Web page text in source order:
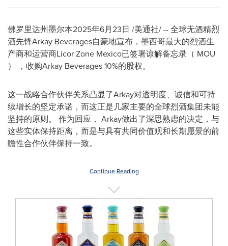
佛罗里达州墨尔本2025年6月23日 /美通社/ -- 全球无酒精烈
酒先锋Arkay Beverages自豪地宣布，墨西哥最大的烈酒生
产商和运营商Licor Zone Mexico已签署谅解备忘录（ MOU
） ，收购Arkay Beverages 10%的股权。
这一战略合作伙伴关系凸显了Arkay对透明度、诚信和可持
续增长的坚定承诺，而这正是几家主要的全球烈酒集团未能
坚持的原则。 作为回应， Arkay做出了深思熟虑的决定，与
这些实体保持距离，而是与具有共同价值观和长期愿景的前
瞻性合作伙伴保持一致。
Continue Reading